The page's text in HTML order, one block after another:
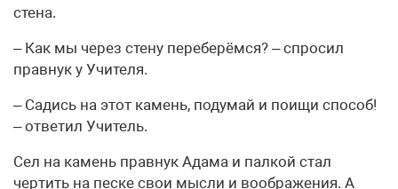
стена.
– Как мы через стену переберёмся? – спросил
правнук у Учителя.
– Садись на этот камень, подумай и поищи способ!
– ответил Учитель.
Сел на камень правнук Адама и палкой стал
чертить на песке свои мысли и воображения. А